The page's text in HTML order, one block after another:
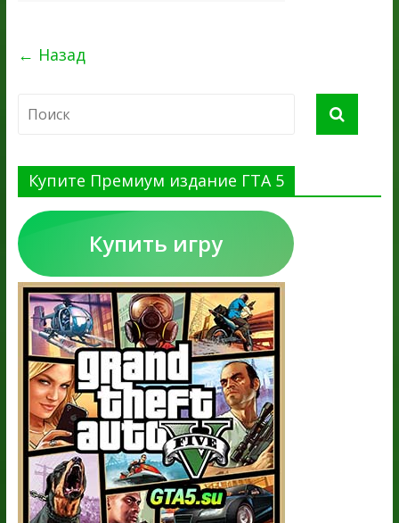
← Назад
Купите Премиум издание ГТА 5
Купить игру